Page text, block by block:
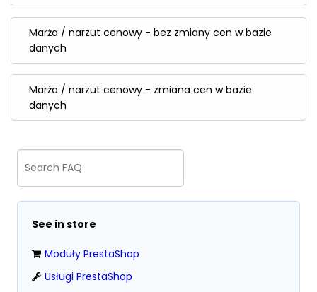
Marża / narzut cenowy - bez zmiany cen w bazie
danych
Marża / narzut cenowy - zmiana cen w bazie
danych
See in store
Moduły PrestaShop
Usługi PrestaShop